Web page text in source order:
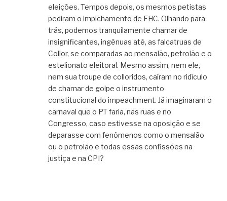
eleições. Tempos depois, os mesmos petistas
pediram o impichamento de FHC. Olhando para
trás, podemos tranquilamente chamar de
insignificantes, ingênuas até, as falcatruas de
Collor, se comparadas ao mensalão, petrolão e o
estelionato eleitoral. Mesmo assim, nem ele,
nem sua troupe de colloridos, caíram no ridículo
de chamar de golpe o instrumento
constitucional do impeachment. Já imaginaram o
carnaval que o PT faria, nas ruas e no
Congresso, caso estivesse na oposição e se
deparasse com fenômenos como o mensalão
ou o petrolão e todas essas confissões na
justiça e na CPI?